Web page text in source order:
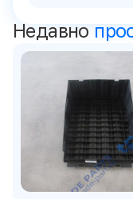
Недавно